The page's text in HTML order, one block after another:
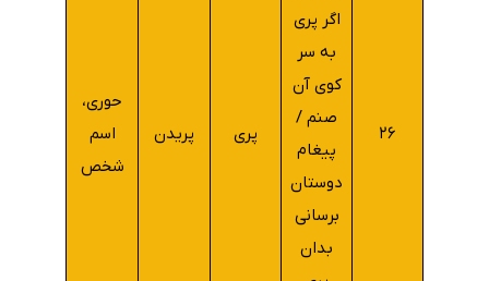
۲۶
اگر پری
به سر
کوی آن
صنم /
پیغام
دوستان
برسانی
بدان
پری پریدن
حوری،
اسم
شخص